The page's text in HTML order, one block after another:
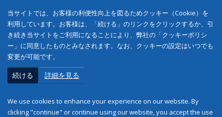
当サイトでは、お客様の利便性向上を図るためクッキー（Cookie）を
利用しています。お客様は、「続ける」のリンクをクリックするか、引
き続き当サイトをご利用になることにより、弊社の「クッキーポリシ
ー」に同意したものとみなされます。なお、クッキーの設定はいつでも
変更が可能です。
続ける 詳細を見る
We use cookies to enhance your experience on our website. By
clicking "continue" or continue using our website, you accept the use